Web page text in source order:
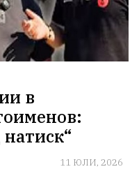
в
11 ЮЛИ, 2026